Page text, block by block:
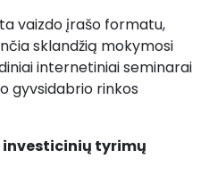
vaizdo įrašo formatu,
sklandžią mokymosi
internetiniai seminarai
gyvsidabrio rinkos
investicinių tyrimų